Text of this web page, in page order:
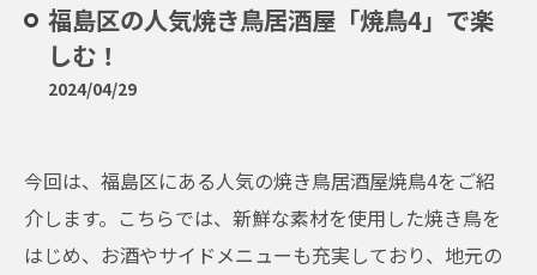
福島区の人気焼き鳥居酒屋「焼鳥4」で楽
しむ！
2024/04/29
今回は、福島区にある人気の焼き鳥居酒屋焼鳥4をご紹
介します。こちらでは、新鮮な素材を使用した焼き鳥を
はじめ、お酒やサイドメニューも充実しており、地元の